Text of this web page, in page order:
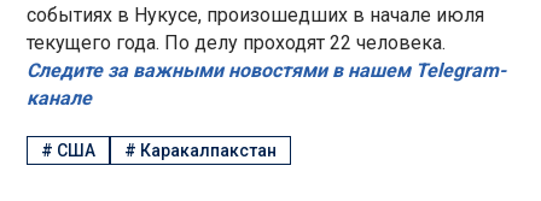
событиях в Нукусе, произошедших в начале июля
текущего года. По делу проходят 22 человека.
Следите за важными новостями в нашем Telegram-
канале
# США # Каракалпакстан